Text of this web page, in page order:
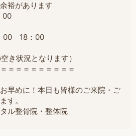
があります
18：00
き状況となります）
＝＝＝＝＝＝＝＝＝
早めに！本日も皆様のご来院・ご
す。
ル整骨院・整体院